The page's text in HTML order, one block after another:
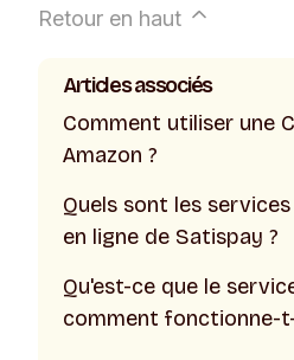
Retour en haut
Articles associés
Comment utiliser une
Amazon ?
Quels sont les
en ligne de Satispay ?
Qu'est-ce que le
comment fonctionne-